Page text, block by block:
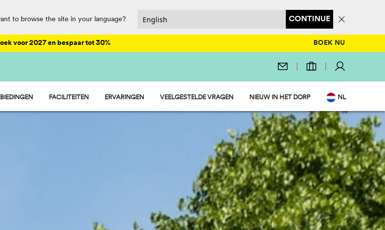
to browse the site in your language? CONTINUE
voor 2027 en bespaar tot 30% BOEK NU
FACILITEITEN
CATERING EN MARKET
ERVARINGEN VEELGESTELDE VRAGEN NIEUW IN HET DORP NL
IT
DE
FR
PL